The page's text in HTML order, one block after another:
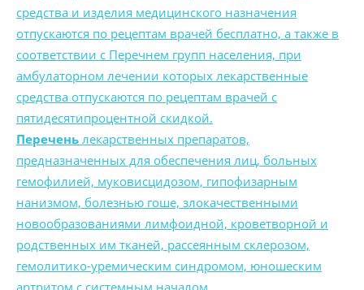
средства и изделия медицинского назначения
отпускаются по рецептам врачей бесплатно, а также в
соответствии с Перечнем групп населения, при
амбулаторном лечении которых лекарственные
средства отпускаются по рецептам врачей с
пятидесятипроцентной скидкой.
Перечень лекарственных препаратов,
предназначенных для обеспечения лиц, больных
гемофилией, муковисцидозом, гипофизарным
нанизмом, болезнью гоше, злокачественными
новообразованиями лимфоидной, кроветворной и
родственных им тканей, рассеянным склерозом,
гемолитико-уремическим синдромом, юношеским
артритом с системным началом,